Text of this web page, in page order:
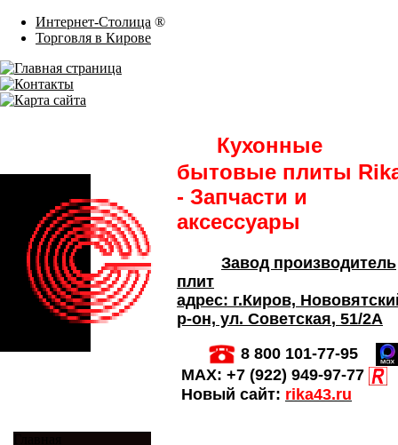
Интернет-Столица ®
Торговля в Кирове
Кухонные
бытовые плиты
- Запчасти и
аксессуары
Завод производитель
плит
адрес: г.Киров,
р-он, ул. Советская, 51/2А
8 800 101-77-95
MAX: +7 (922) 949-97-77
Новый сайт: rika43.ru